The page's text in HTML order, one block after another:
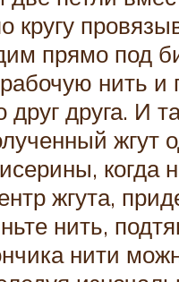
кругу
прямо под
нить и
друг друга. И
жгут
когда
жгута,
нить,
нити